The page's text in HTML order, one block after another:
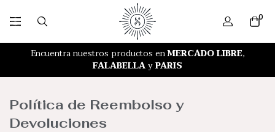
0
Encuentra nuestros productos enMERCADO LIBRE,
FALABELLAyPARIS
RETIRO GRATIS EN NUESTRA TIENDA
Política de Reembolso y
Devoluciones